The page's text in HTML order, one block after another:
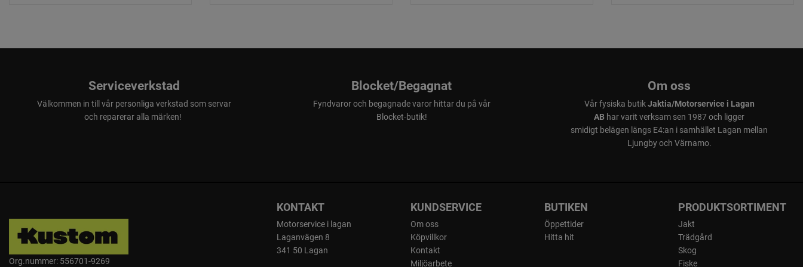
Genom en kombination av satellitnavigering och AI vision-teknik
innebär att gräsklipparen kan arbeta smidigt oavsett trädgårdens utseende,
så länge den detekterar gräs, och inget gräs förblir oklippt.
kan upptäcka och undvika nattaktiva djur. Den använder infrarött ljus, som
djur eller grannar.
Serviceverkstad
Välkommen in till vår personliga verkstad som servar
och reparerar alla märken!
Blocket/Begagnat
Fyndvaror och begagnade varor hittar du på vår
Blocket-butik!
Om oss
Vår fysiska butikJaktia/Motorservice i Lagan
AB har varit verksam sen 1987 och ligger
smidigt belägen längs E4:an i samhället Lagan mellan
Ljungby och Värnamo.
Org.nummer: 556701-9269
KONTAKT
Motorservice i lagan
Laganvägen 8
341 50 Lagan
KUNDSERVICE
Om oss
Köpvillkor
Kontakt
Miljöarbete
BUTIKEN
Öppettider
Hitta hit
PRODUKTSORTIMENT
Jakt
Trädgård
Skog
Fiske